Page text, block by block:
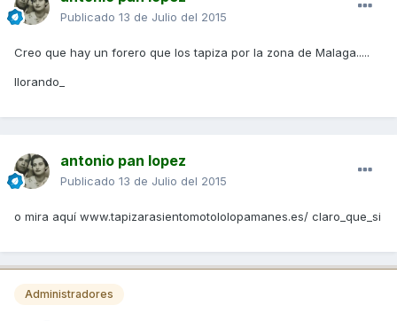
Publicado 13 de Julio del 2015
Creo que hay un forero que los tapiza por la zona de Malaga.....
llorando_
antonio pan lopez
Publicado 13 de Julio del 2015
o mira aquí www.tapizarasientomotololopamanes.es/ claro_que_si
Administradores